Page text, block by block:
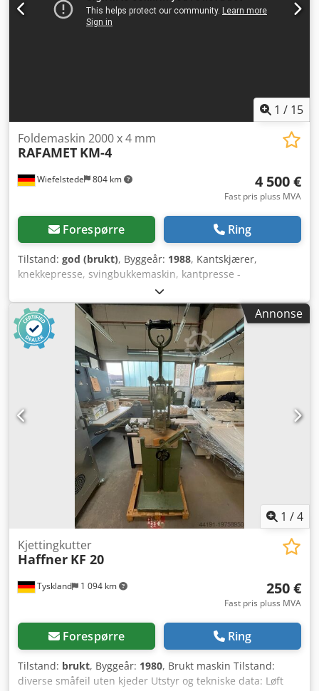
1 / 15
Wiefelstede 804 km
Foldemaskin 2000 x 4 mm
RAFAMET KM-4
4 500 €
Fast pris pluss MVA
Forespørre Ring
Tilstand: god (brukt), Byggeår: 1988, Kantskjærer,
knekkepresse, svingbukkemaskin, kantpresse -
Overlevering: i eksisterende tilstand som besiktiget, se
bilder -Funksjon: Manuell drift (ingen automatisk drift) -
Produsent: RAFAMET svingbukkemaskin type KM-4 -Drift:
mekanisk -Maks. arbeidsbredde: 2020 mm Dsdpfjv Tpxqox
Ab Nock -Maks. plate tykkelse: 4 mm -Anslagdybde: 750
mm -Tilkoblingseffekt: kW -Dimensjoner: 3350/1540/H1510
mm -Vekt: 3900 kg
Annonse
1 /4
Tyskland 1 094 km
Kjettingkutter
Haffner KF 20
250 €
Fast pris pluss MVA
Forespørre Ring
Tilstand: brukt, Byggeår: 1980, Brukt maskin Tilstand:
diverse småfeil uten kjeder Utstyr og tekniske data: Løft